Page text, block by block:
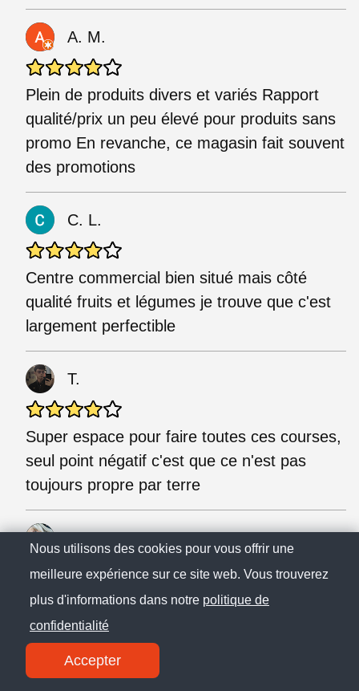
A. M.
Plein de produits divers et variés Rapport
qualité/prix un peu élevé pour produits sans
promo En revanche, ce magasin fait souvent
des promotions
C. L.
Centre commercial bien situé mais côté
qualité fruits et légumes je trouve que c'est
largement perfectible
T.
Super espace pour faire toutes ces courses,
seul point négatif c'est que ce n'est pas
toujours propre par terre
E. P.
Ce carrefour est le meilleur de Besançon, il
propose des produits extrêmement variés (
surtout au niveau de tout ce qui est
diététique) 🥰
Nous utilisons des cookies pour vous offrir une
meilleure expérience sur ce site web. Vous trouverez
plus d'informations dans notre politique de
confidentialité
Accepter